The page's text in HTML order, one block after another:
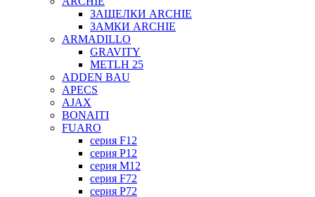
ЗАЩЕЛКИ ARCHIE
ЗАМКИ ARCHIE
ARMADILLO
GRAVITY
METLH 25
ADDEN BAU
APECS
AJAX
BONAITI
FUARO
серия F12
серия P12
серия M12
серия F72
серия P72